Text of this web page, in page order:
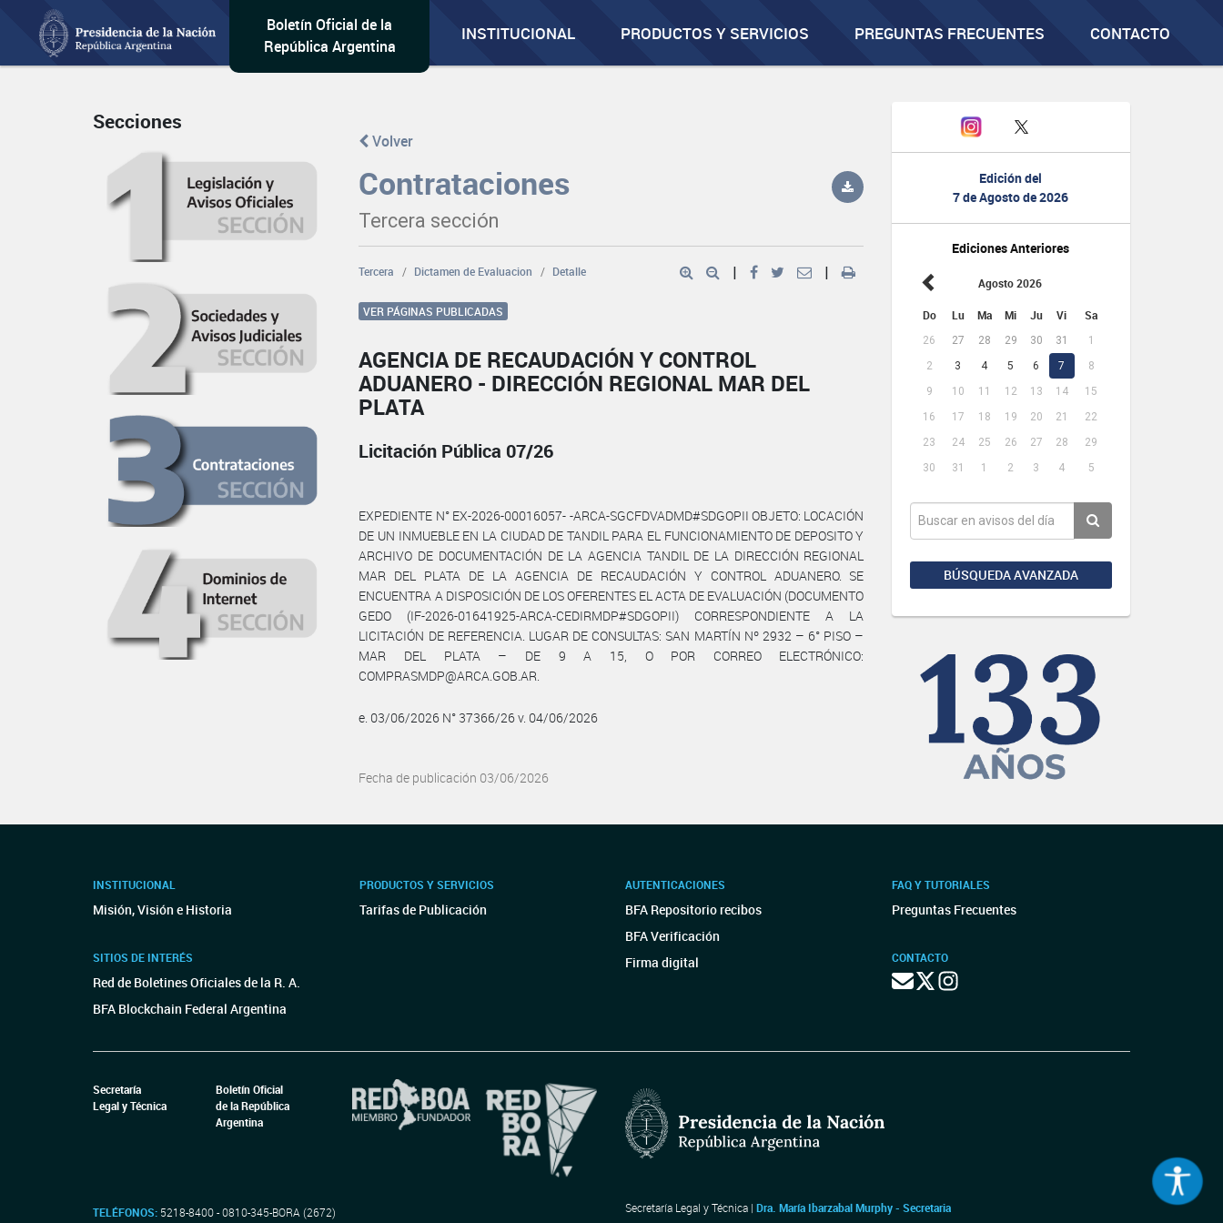
Boletín Oficial de la
República Argentina
INSTITUCIONAL PRODUCTOS Y SERVICIOS PREGUNTAS FRECUENTES CONTACTO
Edición del
7 de Agosto de 2026
Ediciones Anteriores
Agosto 2026
Do Lu Ma Mi Ju Vi Sa
26 27 28 29 30 31
1
2
3 4 5 6 7
8
9
10 11 12 13 14
15
16
17 18 19 20 21
22
23
24 25 26 27 28
29
30
31 1 2 3 4 5
BÚSQUEDA AVANZADA
Secciones
Volver
Contrataciones
Tercera sección
Tercera Dictamen de Evaluacion Detalle | |
VER PÁGINAS PUBLICADAS
AGENCIA DE RECAUDACIÓN Y CONTROL
ADUANERO - DIRECCIÓN REGIONAL MAR DEL
PLATA
Licitación Pública 07/26
EXPEDIENTE N° EX-2026-00016057- -ARCA-SGCFDVADMD#SDGOPII OBJETO: LOCACIÓN
DE UN INMUEBLE EN LA CIUDAD DE TANDIL PARA EL FUNCIONAMIENTO DE DEPOSITO Y
ARCHIVO DE DOCUMENTACIÓN DE LA AGENCIA TANDIL DE LA DIRECCIÓN REGIONAL
MAR DEL PLATA DE LA AGENCIA DE RECAUDACIÓN Y CONTROL ADUANERO. SE
ENCUENTRA A DISPOSICIÓN DE LOS OFERENTES EL ACTA DE EVALUACIÓN (DOCUMENTO
GEDO (IF-2026-01641925-ARCA-CEDIRMDP#SDGOPII) CORRESPONDIENTE A LA
LICITACIÓN DE REFERENCIA. LUGAR DE CONSULTAS: SAN MARTÍN Nº 2932 – 6° PISO –
MAR DEL PLATA – DE 9 A 15, O POR CORREO ELECTRÓNICO:
COMPRASMDP@ARCA.GOB.AR.
e. 03/06/2026 N° 37366/26 v. 04/06/2026
Fecha de publicación 03/06/2026
INSTITUCIONAL
Misión, Visión e Historia
SITIOS DE INTERÉS
Red de Boletines Oficiales de la R. A.
BFA Blockchain Federal Argentina
PRODUCTOS Y SERVICIOS
Tarifas de Publicación
AUTENTICACIONES
BFA Repositorio recibos
BFA Verificación
Firma digital
FAQ Y TUTORIALES
Preguntas Frecuentes
CONTACTO
Secretaría
Legal y Técnica
Boletín Oficial
de la República
Argentina
TELÉFONOS: 5218-8400 - 0810-345-BORA (2672) Secretaría Legal y Técnica | Dra. María Ibarzabal Murphy - Secretaria